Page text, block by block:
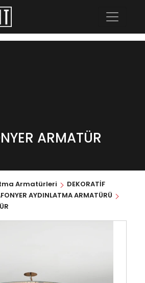
ARMATÜR
Armatürleri
DEKORATİF
AYDINLATMA ARMATÜRÜ